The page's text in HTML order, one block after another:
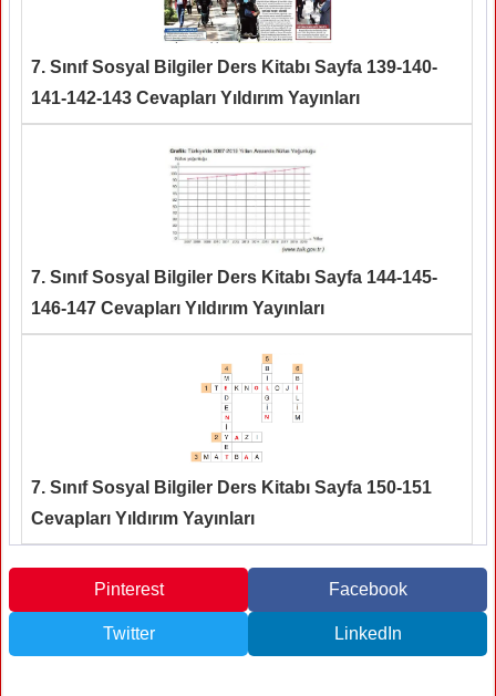
7. Sınıf Sosyal Bilgiler Ders Kitabı Sayfa 139-140-
141-142-143 Cevapları Yıldırım Yayınları
7. Sınıf Sosyal Bilgiler Ders Kitabı Sayfa 144-145-
146-147 Cevapları Yıldırım Yayınları
7. Sınıf Sosyal Bilgiler Ders Kitabı Sayfa 150-151
Cevapları Yıldırım Yayınları
Pinterest Facebook
Twitter LinkedIn